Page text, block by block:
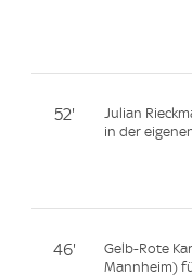
52'
Julian
in der
46'
Gelb-Rote
Mannheim)